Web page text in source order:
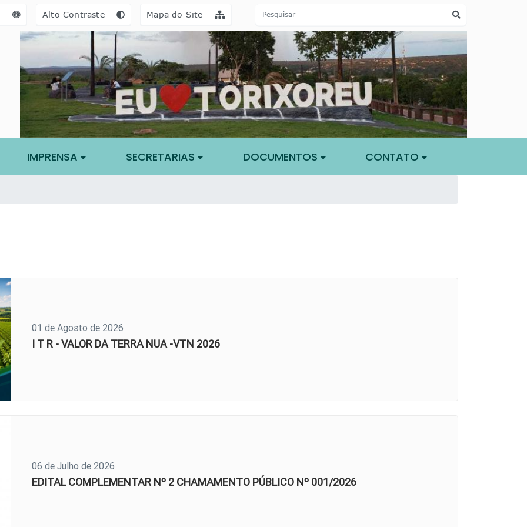
[alt+3] Ir para o rodapé [alt+4]
Alto Contraste Mapa do Site
IMPRENSA SECRETARIAS DOCUMENTOS CONTATO
01 de Agosto de 2026
I T R - VALOR DA TERRA NUA -VTN 2026
06 de Julho de 2026
EDITAL COMPLEMENTAR Nº 2 CHAMAMENTO PÚBLICO Nº 001/2026